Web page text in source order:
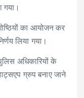
का आयोजन कर
लिया गया।
अधिकारियों के
ग्रुप बनाए जाने